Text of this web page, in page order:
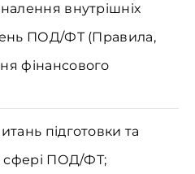
внутрішніх
ПОД/ФТ (Правила,
фінансового
підготовки та
сфері ПОД/ФТ;